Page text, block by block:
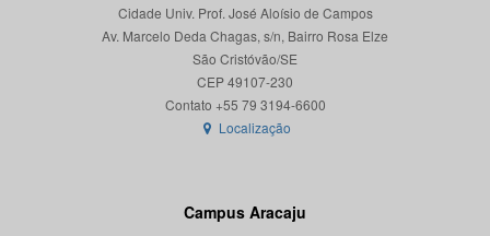
Cidade Univ. Prof. José Aloísio de Campos
Av. Marcelo Deda Chagas, s/n, Bairro Rosa Elze
São Cristóvão/SE
CEP 49107-230
Localização
Campus Aracaju